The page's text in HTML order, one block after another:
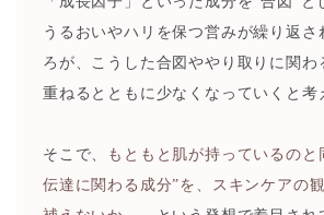
うるおいやハリを保つ営みが繰り返さ
ろが、こうした合図ややり取りに関わ
重ねるとともに少なくなっていくと考
そこで、
もともと肌が持っているのと
伝達に関わる成分”を、スキンケアの